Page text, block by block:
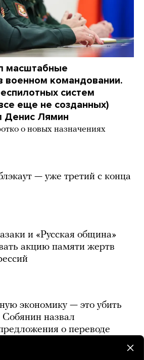
масштабные
военном командовании.
систем
еще не созданных)
Денис Лямин
о новых назначениях
— уже третий с конца
и «Русская община»
акцию памяти жертв
экономику — это убить
Собянин назвал
о переводе
рельсы